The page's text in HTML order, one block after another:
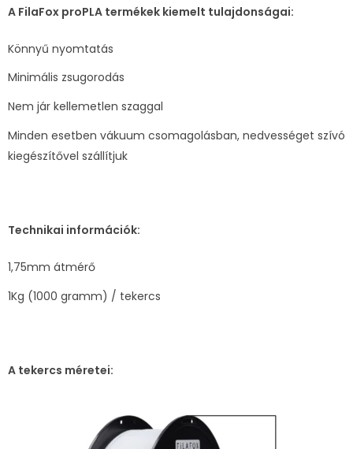
A FilaFox proPLA termékek kiemelt tulajdonságai:
Könnyű nyomtatás
Minimális zsugorodás
Nem jár kellemetlen szaggal
Minden esetben vákuum csomagolásban, nedvességet szívó
kiegészítővel szállítjuk
Technikai információk:
1,75mm átmérő
1Kg (1000 gramm) / tekercs
A tekercs méretei: